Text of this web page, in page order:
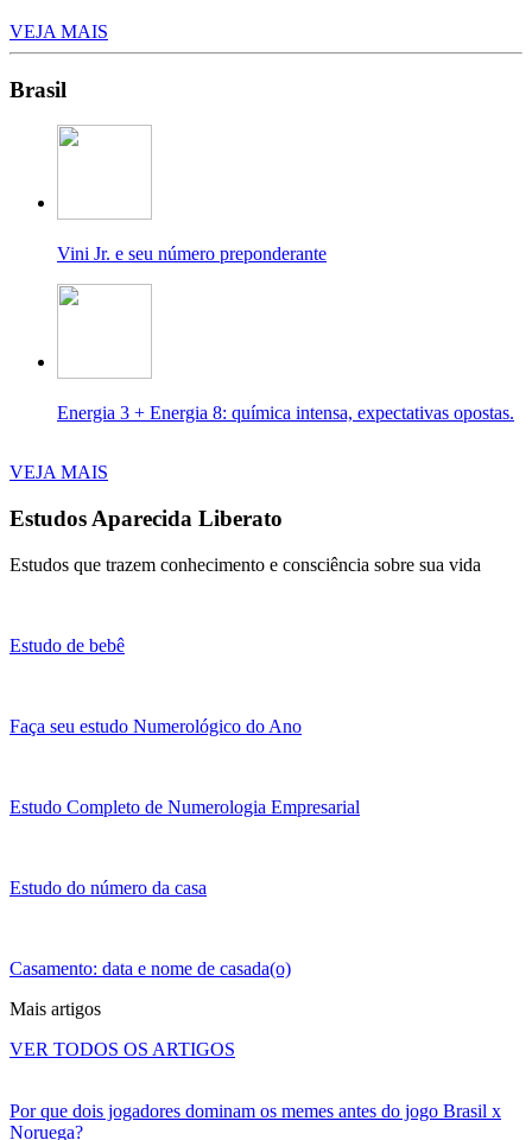
VEJA MAIS
Brasil
Vini Jr. e seu número preponderante
Energia 3 + Energia 8: química intensa, expectativas opostas.
VEJA MAIS
Estudos Aparecida Liberato
Estudos que trazem conhecimento e consciência sobre sua vida
Estudo de bebê
Faça seu estudo Numerológico do Ano
Estudo Completo de Numerologia Empresarial
Estudo do número da casa
Casamento: data e nome de casada(o)
Mais artigos
VER TODOS OS ARTIGOS
Por que dois jogadores dominam os memes antes do jogo Brasil x
Noruega?